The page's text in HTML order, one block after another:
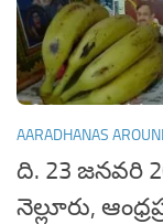
AARADHANAS
ది. 23 జనవరి
నెల్లూరు,